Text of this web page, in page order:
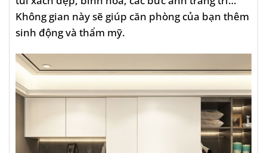
Không gian này sẽ giúp căn phòng của bạn thêm
sinh động và thẩm mỹ.